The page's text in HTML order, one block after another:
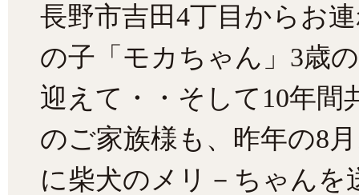
長野市吉田4丁目からお
の子「モカちゃん」3歳
迎えて・・そして10年
のご家族様も、昨年の8
に柴犬のメリ－ちゃん